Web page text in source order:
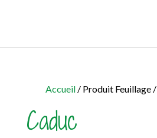
Accueil/ Produit Feuillage /
Caduc